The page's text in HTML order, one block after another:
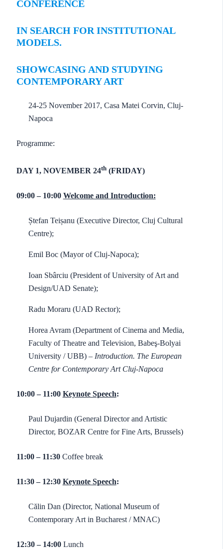
CONFERENCE
IN SEARCH FOR INSTITUTIONAL
MODELS.
SHOWCASING AND STUDYING
CONTEMPORARY ART
24-25 November 2017, Casa Matei Corvin, Cluj-
Napoca
Programme:
DAY 1, NOVEMBER 24th(FRIDAY)
09:00 – 10:00 Welcome and Introduction:
Ștefan Teișanu (Executive Director, Cluj Cultural
Centre);
Emil Boc (Mayor of Cluj-Napoca);
Ioan Sbârciu (President of University of Art and
Design/UAD Senate);
Radu Moraru (UAD Rector);
Horea Avram (Department of Cinema and Media,
Faculty of Theatre and Television, Babeş-Bolyai
University / UBB) – Introduction. The European
Centre for Contemporary Art Cluj-Napoca
10:00 – 11:00 Keynote Speech:
Paul Dujardin (General Director and Artistic
Director, BOZAR Centre for Fine Arts, Brussels)
11:00 – 11:30Coffee break
11:30 – 12:30 Keynote Speech:
Călin Dan (Director, National Museum of
Contemporary Art in Bucharest / MNAC)
12:30 – 14:00Lunch